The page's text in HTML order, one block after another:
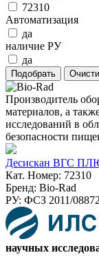
72310
Автоматизация
да
наличие РУ
да
Производитель
материалов, а
исследований в
безопасности
Десискан ВГC
Кат. Номер: 72310
Бренд: Bio-Rad
РУ: ФСЗ 2011/08872
научных